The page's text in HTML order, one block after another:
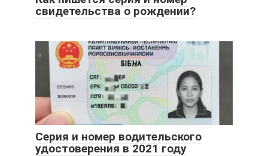
свидетельства о рождении?
Серия и номер водительского
удостоверения в 2021 году